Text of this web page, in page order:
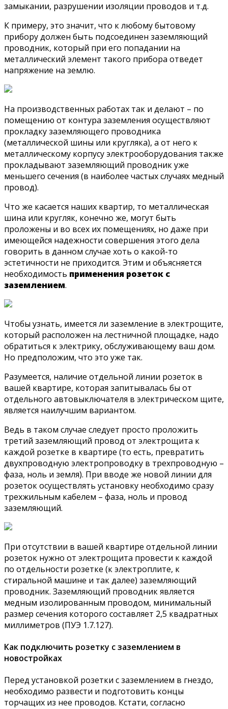
замыкании, разрушении изоляции проводов и т.д.
К примеру, это значит, что к любому бытовому
прибору должен быть подсоединен заземляющий
проводник, который при его попадании на
металлический элемент такого прибора отведет
напряжение на землю.
На производственных работах так и делают – по
помещению от контура заземления осуществляют
прокладку заземляющего проводника
(металлической шины или кругляка), а от него к
металлическому корпусу электрооборудования также
прокладывают заземляющий проводник уже
меньшего сечения (в наиболее частых случаях медный
провод).
Что же касается наших квартир, то металлическая
шина или кругляк, конечно же, могут быть
проложены и во всех их помещениях, но даже при
имеющейся надежности совершения этого дела
говорить в данном случае хоть о какой-то
эстетичности не приходится. Этим и объясняется
необходимость применения розеток с
заземлением.
Чтобы узнать, имеется ли заземление в электрощите,
который расположен на лестничной площадке, надо
обратиться к электрику, обслуживающему ваш дом.
Но предположим, что это уже так.
Разумеется, наличие отдельной линии розеток в
вашей квартире, которая запитывалась бы от
отдельного автовыключателя в электрическом щите,
является наилучшим вариантом.
Ведь в таком случае следует просто проложить
третий заземляющий провод от электрощита к
каждой розетке в квартире (то есть, превратить
двухпроводную электропроводку в трехпроводную –
фаза, ноль и земля). При вводе же новой линии для
розеток осуществлять установку необходимо сразу
трехжильным кабелем – фаза, ноль и провод
заземляющий.
При отсутствии в вашей квартире отдельной линии
розеток нужно от электрощита провести к каждой
по отдельности розетке (к электроплите, к
стиральной машине и так далее) заземляющий
проводник. Заземляющий проводник является
медным изолированным проводом, минимальный
размер сечения которого составляет 2,5 квадратных
миллиметров (ПУЭ 1.7.127).
Как подключить розетку с заземлением в
новостройках
Перед установкой розетки с заземлением в гнездо,
необходимо развести и подготовить концы
торчащих из нее проводов. Кстати, согласно